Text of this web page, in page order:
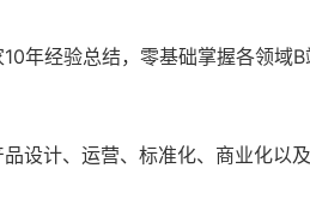
年经验总结，零基础掌握各领域B
设计、运营、标准化、商业化以